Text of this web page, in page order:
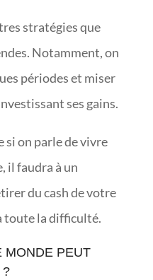
stratégies que
Notamment, on
périodes et miser
ses gains.
si on parle de vivre
il faudra à un
du cash de votre
toute la difficulté.
MONDE PEUT
?